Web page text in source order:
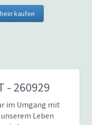
kaufen
- 260929
im Umgang mit
Leben